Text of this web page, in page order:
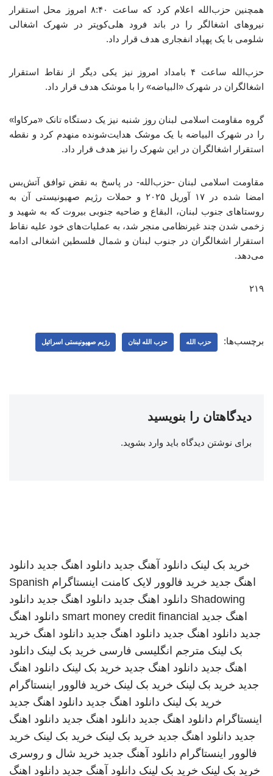
همچنین حزب‌الله اعلام کرد که ساعت ۸:۴۰ امروز محل استقرار
نیروهای اشغالگر را در باند فرود هلی‌کوپتر در شهرک اشغالی
شلومی با یک پهپاد انفجاری هدف قرار داد.
حزب‌الله ساعت ۴ بامداد امروز نیز یکی دیگر از نقاط استقرار
اشغالگران در شهرک «البیاضه» را با موشک هدف قرار داد.
گروه مقاومت اسلامی لبنان روز شنبه نیز یک دستگاه تانک «مرکاوا»
را در شهرک البیاضه با یک موشک هدایت‌شونده منهدم کرد و نقطه
استقرار اشغالگران در این شهرک را نیز هدف قرار داد.
مقاومت اسلامی لبنان -حزب‌الله- در پاسخ به نقض توافق آتش‌بس
امضا شده در ۱۷ آوریل ۲۰۲۵ و حملات رژیم صهیونیستی آن به
روستاهای جنوب لبنان، البقاع و ضاحیه جنوبی بیروت که به شهید و
زخمی شدن چند غیرنظامی منجر شد، به عملیات‌های خود علیه نقاط
استقرار اشغالگران در جنوب لبنان و شمال فلسطین اشغالی ادامه
می‌دهد.
۲۱۹
برچسب‌ها: حزب الله حزب الله لبنان رژیم صهیونیستی اسرائیل
دیدگاهتان را بنویسید
برای نوشتن دیدگاه باید وارد بشوید.
خرید بک لینک دانلود آهنگ جدید دانلود اهنگ جدید دانلود
اهنگ جدید خرید فالوور لایک کامنت اینستاگرام Spanish
Shadowing دانلود اهنگ جدید دانلود اهنگ جدید دانلود
اهنگ جدید smart money credit financial دانلود اهنگ
جدید دانلود اهنگ جدید دانلود اهنگ جدید دانلود اهنگ خرید
بک لینک مترجم انگلیسی فارسی خرید بک لینک دانلود
اهنگ جدید دانلود اهنگ جدید خرید بک لینک دانلود اهنگ
جدید خرید بک لینک خرید بک لینک خرید فالوور اینستاگرام
خرید بک لینک دانلود اهنگ جدید دانلود اهنگ جدید
اینستاگرام دانلود اهنگ جدید دانلود اهنگ جدید دانلود اهنگ
جدید دانلود اهنگ جدید خرید بک لینک خرید بک لینک خرید
فالوور اینستاگرام دانلود آهنگ جدید خرید شال و روسری
خرید بک لینک خرید بک لینک دانلود آهنگ جدید دانلود اهنگ